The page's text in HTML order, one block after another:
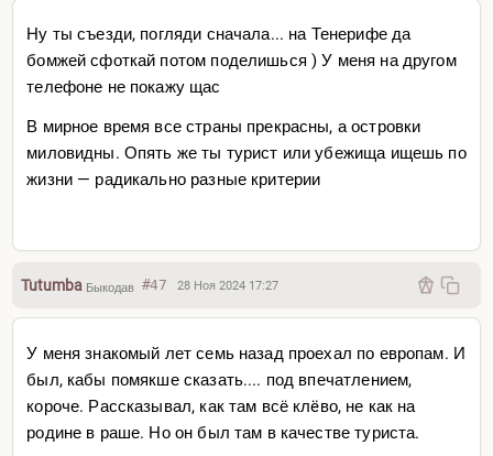
Ну ты съезди, погляди сначала... на Тенерифе да
бомжей сфоткай потом поделишься ) У меня на другом
телефоне не покажу щас
В мирное время все страны прекрасны, а островки
миловидны. Опять же ты турист или убежища ищешь по
жизни — радикально разные критерии
TutumbaБыкодав #47 28 Ноя 2024 17:27
У меня знакомый лет семь назад проехал по европам. И
был, кабы помякше сказать.... под впечатлением,
короче. Рассказывал, как там всё клëво, не как на
родине в раше. Но он был там в качестве туриста.